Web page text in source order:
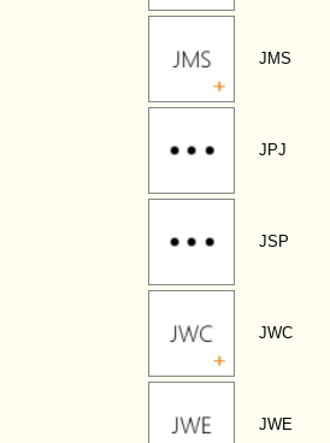
JMS
JPJ
JSP
JWC
JWE